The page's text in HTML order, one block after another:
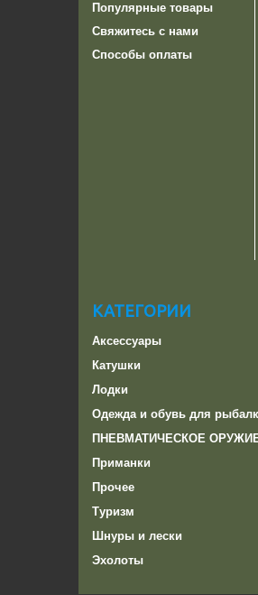
Популярные товары
Свяжитесь с нами
Способы оплаты
КАТЕГОРИИ
Аксессуары
Катушки
Лодки
Одежда и обувь для
ПНЕВМАТИЧЕСКОЕ
Приманки
Прочее
Туризм
Шнуры и лески
Эхолоты